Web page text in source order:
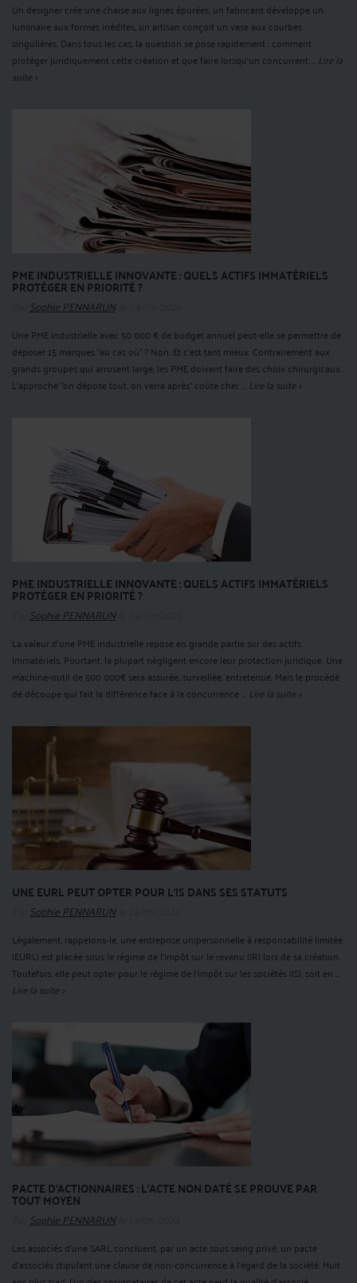
Un designer crée une chaise aux lignes épurées, un fabricant développe un
luminaire aux formes inédites, un artisan conçoit un vase aux courbes
singulières. Dans tous les cas, la question se pose rapidement : comment
protéger juridiquement cette création et que faire lorsqu'un concurrent ... Lire la
suite >
PME INDUSTRIELLE INNOVANTE : QUELS ACTIFS IMMATÉRIELS
PROTÉGER EN PRIORITÉ ?
Sophie PENNARUNle 04/06/2026
Une PME industrielle avec 50 000 € de budget annuel peut-elle se permettre de
déposer 15 marques "au cas où" ? Non. Et c'est tant mieux. Contrairement aux
grands groupes qui arrosent large, les PME doivent faire des choix chirurgicaux.
L'approche "on dépose tout, on verra après" coûte cher ... Lire la suite >
PME INDUSTRIELLE INNOVANTE : QUELS ACTIFS IMMATÉRIELS
PROTÉGER EN PRIORITÉ ?
Sophie PENNARUNle 04/06/2026
La valeur d'une PME industrielle repose en grande partie sur des actifs
immatériels. Pourtant, la plupart négligent encore leur protection juridique. Une
machine-outil de 500 000€ sera assurée, surveillée, entretenue. Mais le procédé
de découpe qui fait la différence face à la concurrence ... Lire la suite >
UNE EURL PEUT OPTER POUR L'IS DANS SES STATUTS
Sophie PENNARUNle 14/05/2024
​​​​​​​Légalement, rappelons-le, une entreprise unipersonnelle à responsabilité limitée
(EURL) est placée sous le régime de l’impôt sur le revenu (IR) lors de sa création.
Toutefois, elle peut opter pour le régime de l’impôt sur les sociétés (IS), soit en ...
Lire la suite >
PACTE D'ACTIONNAIRES : L'ACTE NON DATÉ SE PROUVE PAR
TOUT MOYEN
Sophie PENNARUNle 14/05/2024
Les associés d'une SARL concluent, par un acte sous seing privé, un pacte
d'associés stipulant une clause de non-concurrence à l'égard de la société. Huit